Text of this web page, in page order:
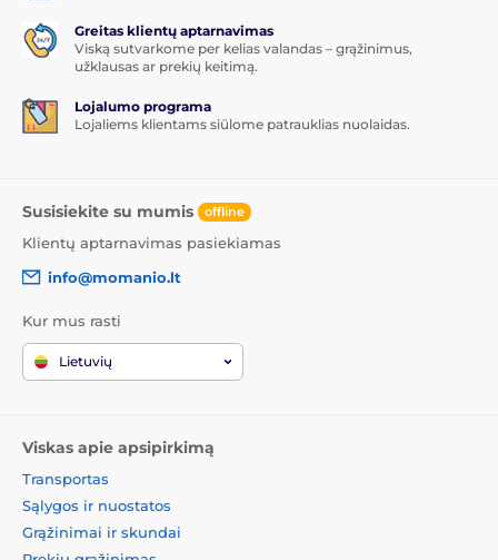
Greitas klientų aptarnavimas
Viską sutvarkome per kelias valandas – grąžinimus,
užklausas ar prekių keitimą.
Lojalumo programa
Lojaliems klientams siūlome patrauklias nuolaidas.
Susisiekite su mumis offline
Klientų aptarnavimas pasiekiamas
info@momanio.lt
Kur mus rasti
Lietuvių
Viskas apie apsipirkimą
Transportas
Sąlygos ir nuostatos
Grąžinimai ir skundai